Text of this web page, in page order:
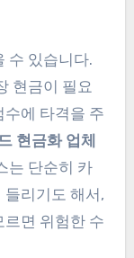
현금이 필요
에 타격을 주
현금화 업체
는 단순히 카
들리기도 해서,
면 위험한 수